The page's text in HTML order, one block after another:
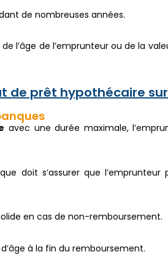
de nombreuses années.
l’âge de l’emprunteur ou de la
de prêt hypothécaire
avec une durée maximale,
doit s’assurer que l’emprunteur
en cas de non-remboursement.
à la fin du remboursement.